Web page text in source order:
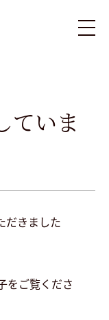
ョン
ていま
だきました
ご覧くださ